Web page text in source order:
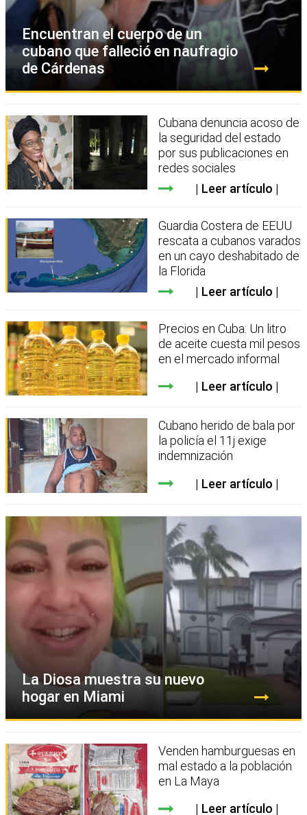
Encuentran el cuerpo de un
cubano que falleció en naufragio
de Cárdenas
Cubana denuncia acoso de
la seguridad del estado
por sus publicaciones en
redes sociales
Leer artículo
Guardia Costera de EEUU
rescata a cubanos varados
en un cayo deshabitado de
la Florida
Leer artículo
Precios en Cuba: Un litro
de aceite cuesta mil pesos
en el mercado informal
Leer artículo
Cubano herido de bala por
la policía el 11j exige
indemnización
Leer artículo
La Diosa muestra su nuevo
hogar en Miami
Venden hamburguesas en
mal estado a la población
en La Maya
Leer artículo